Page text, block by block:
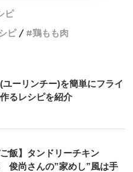
ピ
ピ 鶏もも肉
ユーリンチー)を簡単にフライ
るレシピを紹介
ご飯】タンドリーチキン
俊尚さんの”家めし”風は手